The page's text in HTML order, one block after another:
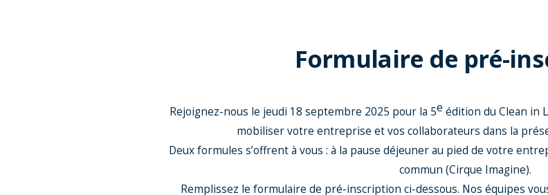
Formulaire de pré-
Rejoignez-nous le jeudi 18 septembre 2025 pour la 5e édition du Clean in
mobiliser votre entreprise et vos collaborateurs dans la
Deux formules s’offrent à vous : à la pause déjeuner au pied de votre
commun (Cirque Imagine).
Remplissez le formulaire de pré-inscription ci-dessous. Nos équipes